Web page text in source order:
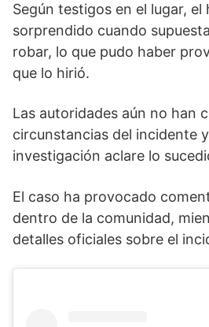
Según testigos en el lugar, el
sorprendido cuando
robar, lo que pudo haber
que lo hirió.
Las autoridades aún no han
circunstancias del incidente
investigación aclare lo
El caso ha provocado
dentro de la comunidad,
detalles oficiales sobre el